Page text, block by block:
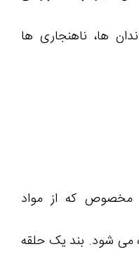
ها، ناهنجاری ها
مخصوص که از مواد
می شود. بند یک حلقه